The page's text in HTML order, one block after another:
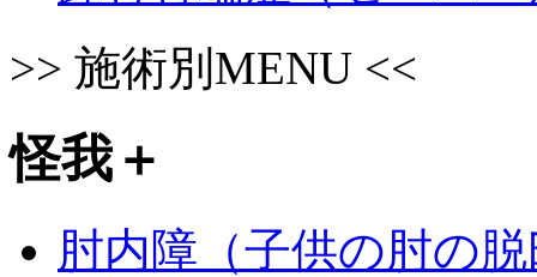
>> 施術別MENU <<
怪我 ＋
肘内障（子供の肘の